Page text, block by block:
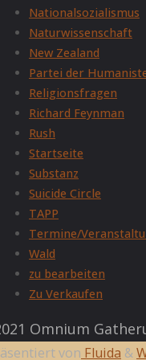
Nationalsozialismus
Naturwissenschaft
New Zealand
Partei der
Religionsfragen
Richard Feynman
Rush
Startseite
Substanz
Suicide Circle
TAPP
Termine/
Wald
zu bearbeiten
Zu Verkaufen
Omnium
von Fluida &